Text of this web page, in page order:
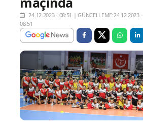
24.12.2023 - 08:51 |GÜNCELLEME:24.12.2023 -
08:51